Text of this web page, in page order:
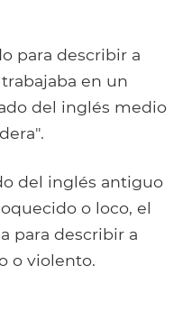
para describir a
en un
del inglés medio
del inglés antiguo
o loco, el
para describir a
o violento.